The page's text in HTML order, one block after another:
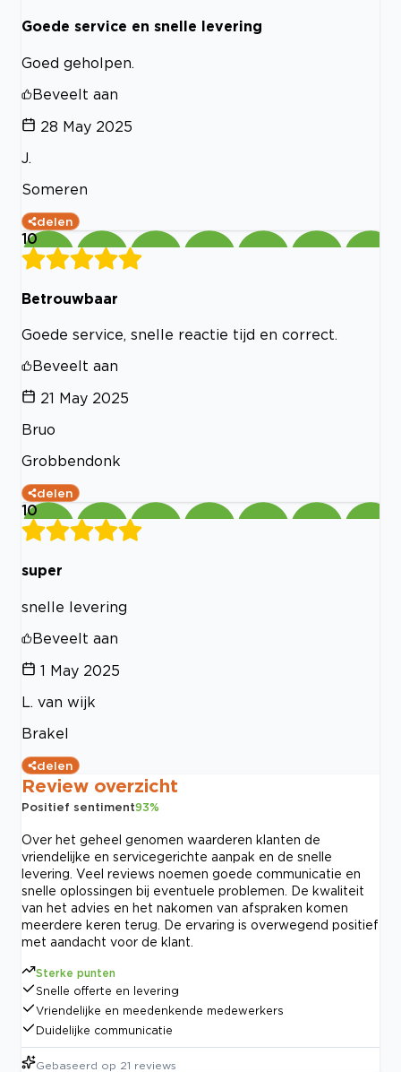
Goede service en snelle levering
Goed geholpen.
Beveelt aan
28 May 2025
J.
Someren
delen
10
Betrouwbaar
Goede service, snelle reactie tijd en correct.
Beveelt aan
21 May 2025
Bruo
Grobbendonk
delen
10
super
snelle levering
Beveelt aan
1 May 2025
L. van wijk
Brakel
delen
Review overzicht
Positief sentiment93%
Over het geheel genomen waarderen klanten de
vriendelijke en servicegerichte aanpak en de snelle
levering. Veel reviews noemen goede communicatie en
snelle oplossingen bij eventuele problemen. De kwaliteit
van het advies en het nakomen van afspraken komen
meerdere keren terug. De ervaring is overwegend positief
met aandacht voor de klant.
Sterke punten
Snelle offerte en levering
Vriendelijke en meedenkende medewerkers
Duidelijke communicatie
Gebaseerd op 21 reviews